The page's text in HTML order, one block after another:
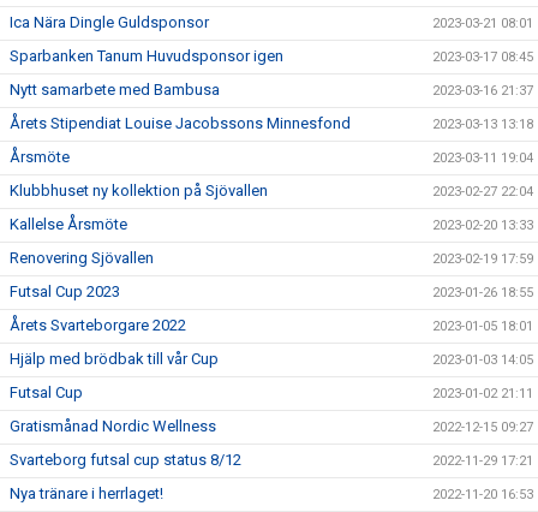
Ica Nära Dingle Guldsponsor 2023-03-21 08:01
Sparbanken Tanum Huvudsponsor igen 2023-03-17 08:45
Nytt samarbete med Bambusa 2023-03-16 21:37
Årets Stipendiat Louise Jacobssons Minnesfond 2023-03-13 13:18
Årsmöte 2023-03-11 19:04
Klubbhuset ny kollektion på Sjövallen 2023-02-27 22:04
Kallelse Årsmöte 2023-02-20 13:33
Renovering Sjövallen 2023-02-19 17:59
Futsal Cup 2023 2023-01-26 18:55
Årets Svarteborgare 2022 2023-01-05 18:01
Hjälp med brödbak till vår Cup 2023-01-03 14:05
Futsal Cup 2023-01-02 21:11
Gratismånad Nordic Wellness 2022-12-15 09:27
Svarteborg futsal cup status 8/12 2022-11-29 17:21
Nya tränare i herrlaget! 2022-11-20 16:53